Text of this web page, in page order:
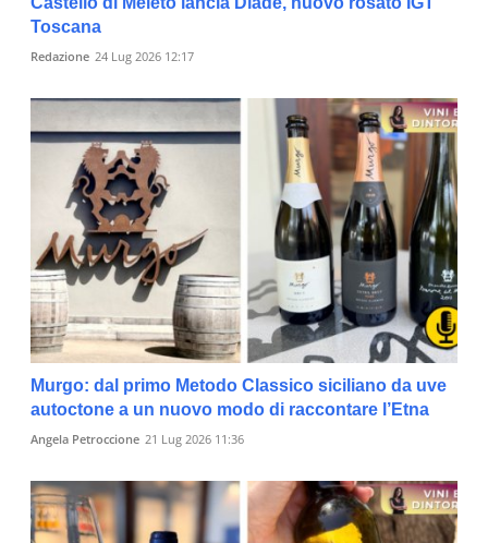
Toscana
Redazione 24 Lug 2026 12:17
Murgo: dal primo Metodo Classico siciliano da uve
autoctone a un nuovo modo di raccontare l’Etna
Angela Petroccione 21 Lug 2026 11:36